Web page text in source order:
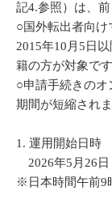
記4.参照）は、
○国外転出者向け
2015年10月5日
籍の方が対象で
○申請手続きの
期間が短縮されま
1. 運用開始日時
2026年5月26日
※日本時間午前9